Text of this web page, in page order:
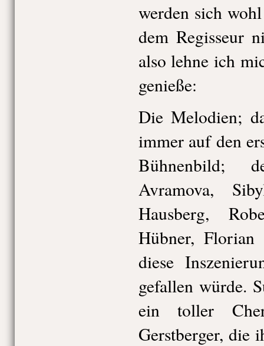
werden sich
dem Regisseur
also lehne ich
genieße:
Die Melodien;
immer auf den
Bühnenbild;
Avramova,
Hausberg,
Hübner,
diese
gefallen würde.
ein toller
Gerstberger, die